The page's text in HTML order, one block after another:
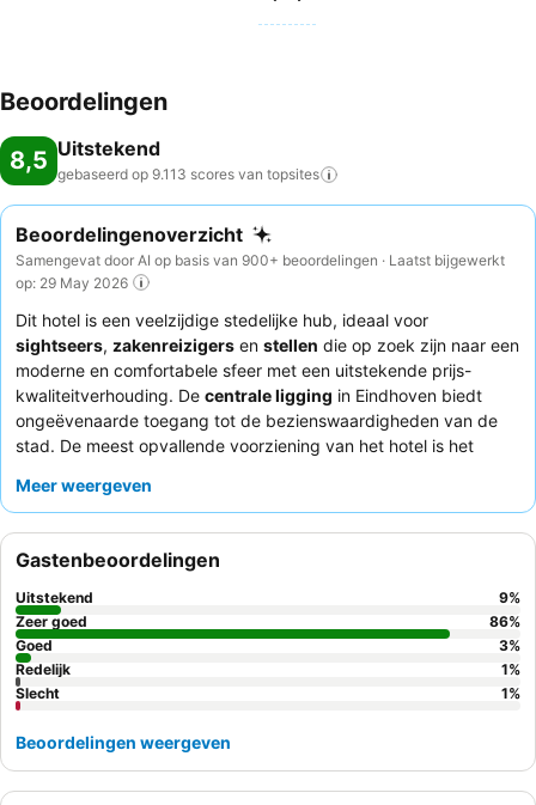
Beoordelingen
8,5 Uitstekend
gebaseerd op 9.113 scores van topsites
Beoordelingenoverzicht
Samengevat door AI op basis van 900+ beoordelingen · Laatst bijgewerkt
op: 29 May 2026
Dit hotel is een veelzijdige stedelijke hub, ideaal voor
sightseers, zakenreizigers en stellen die op zoek zijn naar een
moderne en comfortabele sfeer met een uitstekende prijs-
kwaliteitverhouding. De centrale ligging in Eindhoven biedt
ongeëvenaarde toegang tot de bezienswaardigheden van de
stad. De meest opvallende voorziening van het hotel is het
koude opties biedt om de dag goed te beginnen. Gasten prijzen
efficiëntie, wat bijdraagt aan een positief verblijf. Voor wie een
rustigere ervaring zoekt, is het aan te raden een kamer te
vragen die niet aan de straatkant ligt, vanwege incidentele
problemen met de geluidsisolatie.
Meer weergeven
Gastenbeoordelingen
Uitstekend 9%
Zeer goed
86%
Goed
3%
Redelijk
1%
Slecht
1%
Beoordelingen weergeven